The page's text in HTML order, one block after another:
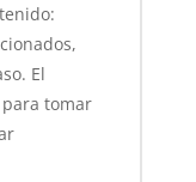
El
tomar